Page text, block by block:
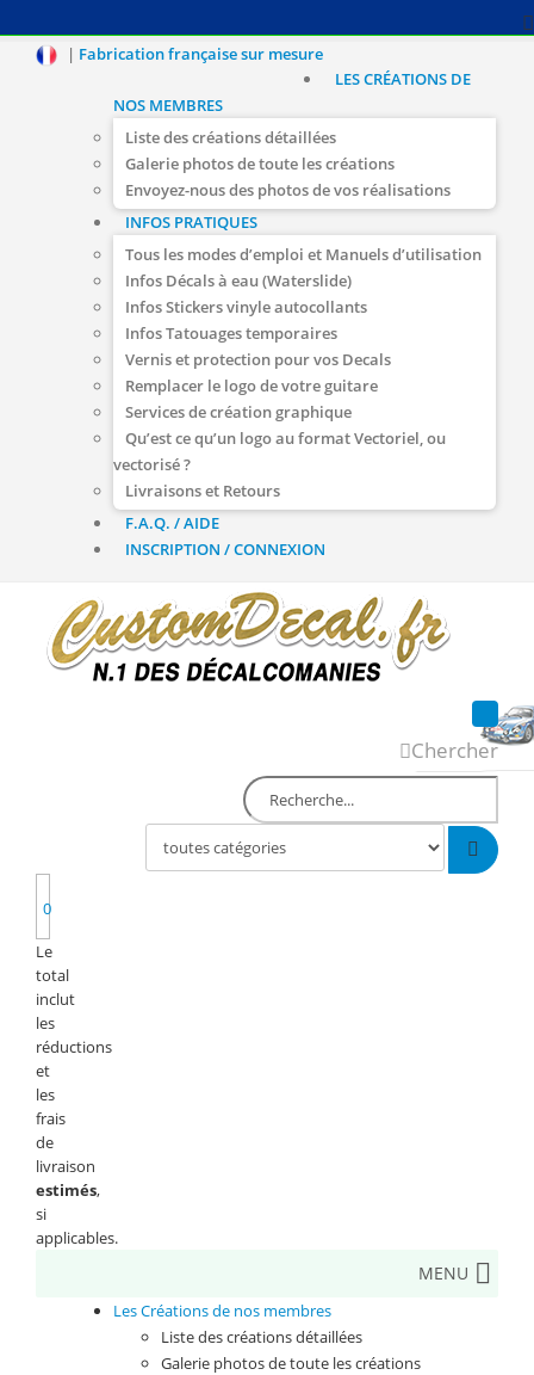
| Fabrication française sur mesure
LES CRÉATIONS DE
NOS MEMBRES
Liste des créations détaillées
Galerie photos de toute les créations
Envoyez-nous des photos de vos réalisations
INFOS PRATIQUES
Tous les modes d’emploi et Manuels d’utilisation
Infos Décals à eau (Waterslide)
Infos Stickers vinyle autocollants
Infos Tatouages temporaires
Vernis et protection pour vos Decals
Remplacer le logo de votre guitare
Services de création graphique
Qu’est ce qu’un logo au format Vectoriel, ou
vectorisé ?
Livraisons et Retours
F.A.Q. / AIDE
INSCRIPTION / CONNEXION
Chercher
0
Le
total
inclut
les
réductions
et
les
frais
de
livraison
estimés,
si
applicables.
MENU
Les Créations de nos membres
Liste des créations détaillées
Galerie photos de toute les créations